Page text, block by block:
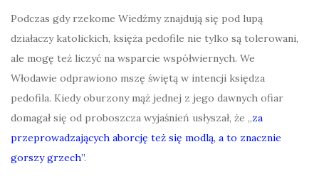
Podczas gdy rzekome Wiedźmy znajdują się pod lupą
działaczy katolickich, księża pedofile nie tylko są tolerowani,
ale mogę też liczyć na wsparcie współwiernych. We
Włodawie odprawiono mszę świętą w intencji księdza
pedofila. Kiedy oburzony mąż jednej z jego dawnych ofiar
domagał się od proboszcza wyjaśnień usłyszał, że „za
przeprowadzających aborcję też się modlą, a to znacznie
gorszy grzech”.